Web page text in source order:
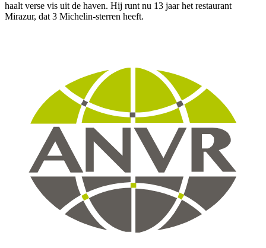
haalt verse vis uit de haven. Hij runt nu 13 jaar het restaurant
Mirazur, dat 3 Michelin-sterren heeft.